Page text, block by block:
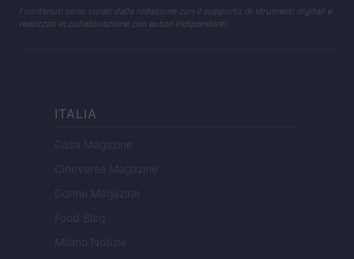
I contenuti sono curati dalla redazione con il supporto di strumenti digitali e
realizzati in collaborazione con autori indipendenti.
ITALIA
Casa Magazine
Cineverse Magazine
Donne Magazine
Food Blog
Milano Notizie